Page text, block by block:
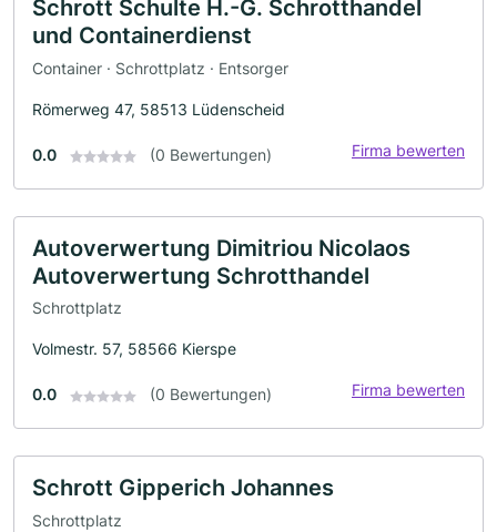
Schrott Schulte H.-G. Schrotthandel
und Containerdienst
Container · Schrottplatz · Entsorger
Römerweg 47, 58513 Lüdenscheid
0.0 (0 Bewertungen) Firma bewerten
Autoverwertung Dimitriou Nicolaos
Autoverwertung Schrotthandel
Schrottplatz
Volmestr. 57, 58566 Kierspe
0.0 (0 Bewertungen) Firma bewerten
Schrott Gipperich Johannes
Schrottplatz